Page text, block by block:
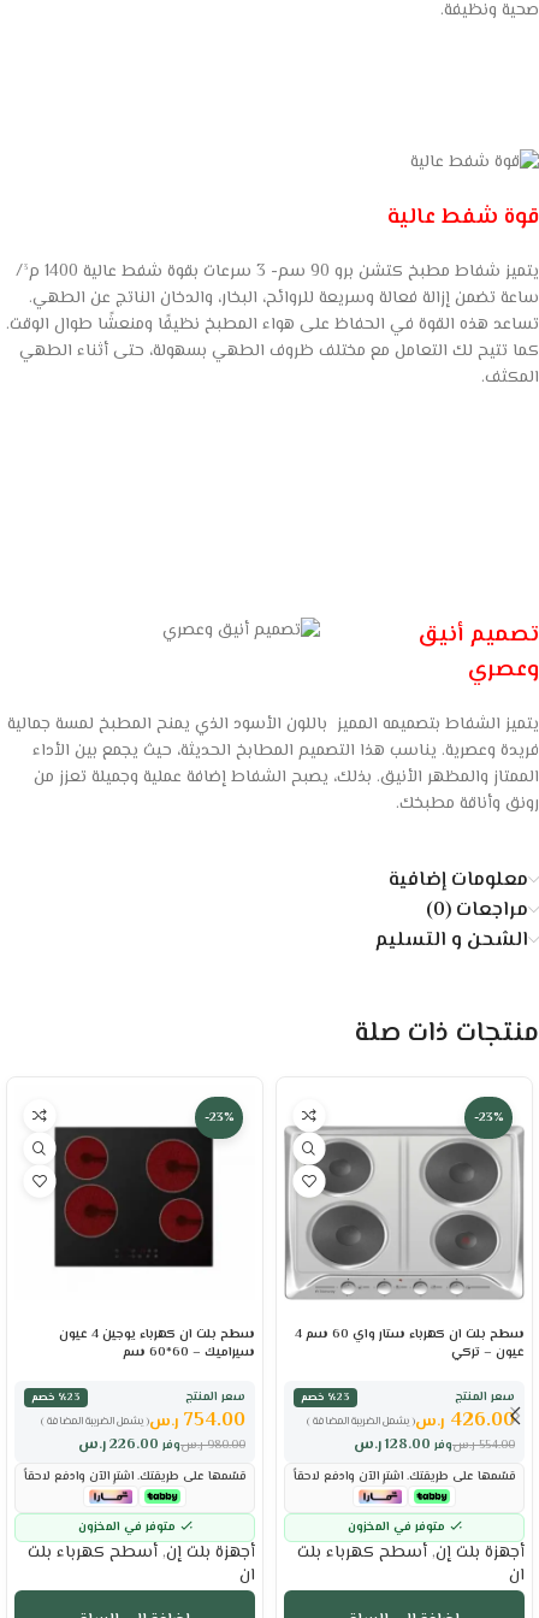
صحية ونظيفة.
قوة شفط عالية
يتميز شفاط مطبخ كتشن برو 90 سم- 3 سرعات بقوة شفط عالية 1400 م³/
ساعة تضمن إزالة فعالة وسريعة للروائح، البخار، والدخان الناتج عن الطهي.
تساعد هذه القوة في الحفاظ على هواء المطبخ نظيفًا ومنعشًا طوال الوقت.
كما تتيح لك التعامل مع مختلف ظروف الطهي بسهولة، حتى أثناء الطهي
المكثف.
تصميم أنيق
وعصري
يتميز الشفاط بتصميمه المميز باللون الأسود الذي يمنح المطبخ لمسة جمالية
فريدة وعصرية. يناسب هذا التصميم المطابخ الحديثة، حيث يجمع بين الأداء
الممتاز والمظهر الأنيق. بذلك، يصبح الشفاط إضافة عملية وجميلة تعزز من
رونق وأناقة مطبخك.
معلومات إضافية
مراجعات (0)
الشحن و التسليم
منتجات ذات صلة
-23%
سطح بلت ان كهرباء ستار واي 60 سم 4
عيون – تركي
سعر المنتج
٪23 خصم
( يشمل الضريبة المضافة )
426.00 ر.س
وفر 128.00ر.س 554.00 ر.س
قسّمها على طريقتك. اشترِ الآن وادفع لاحقاً
متوفر في المخزون
أجهزة بلت إن, أسطح كهرباء بلت
ان
-23%
سطح بلت ان كهرباء يوجين 4 عيون
سيراميك – 60*60 سم
سعر المنتج
٪23 خصم
( يشمل الضريبة المضافة )
754.00 ر.س
وفر 226.00ر.س 980.00 ر.س
قسّمها على طريقتك. اشترِ الآن وادفع لاحقاً
متوفر في المخزون
أجهزة بلت إن, أسطح كهرباء بلت
ان